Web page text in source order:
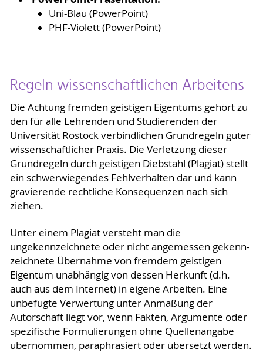
Uni-Blau (PowerPoint)
PHF-Violett (PowerPoint)
Regeln wissenschaftlichen Arbeitens
Die Achtung fremden geistigen Eigentums gehört zu
den für alle Lehrenden und Studierenden der
Universität Rostock verbindlichen Grundregeln guter
wissenschaftlicher Praxis. Die Verletzung dieser
Grundregeln durch geistigen Diebstahl (Plagiat) stellt
ein schwerwiegendes Fehlverhalten dar und kann
gravierende rechtliche Konsequenzen nach sich
ziehen.
Unter einem Plagiat versteht man die
ungekennzeichnete oder nicht angemessen gekenn­
zeichnete Übernahme von fremdem geistigen
Eigentum unabhängig von dessen Herkunft (d.h.
auch aus dem Internet) in eigene Arbeiten. Eine
unbefugte Verwertung unter Anmaßung der
Autorschaft liegt vor, wenn Fakten, Argumente oder
spezifische Formulierungen ohne Quellenangabe
übernommen, paraphrasiert oder übersetzt werden.